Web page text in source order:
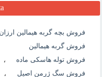
فروش بچه گربه هیمالین ارزان
فروش گربه هیمالین
فروش توله هاسکی ماده ،
فروش سگ ژرمن اصیل ،